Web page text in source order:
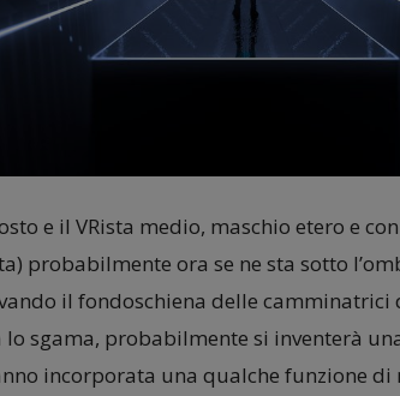
e il VRista medio, maschio etero e
probabilmente ora se ne sta sotto
il fondoschiena delle camminatrici
sgama, probabilmente si inventerà
incorporata una qualche funzione di